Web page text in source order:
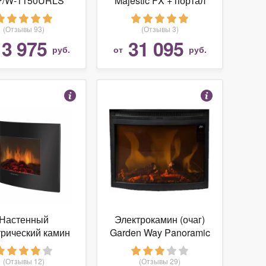
(Отзывы 93)
975 руб.
Dublin
(Отзывы 3)
от 31 095 руб.
Настенный
камин
EFP/W-
1150URLS
(Отзывы 12)
Электрокамин (очаг)
Garden Way Panoramic
A-2-C с д/у
(Отзывы 29)